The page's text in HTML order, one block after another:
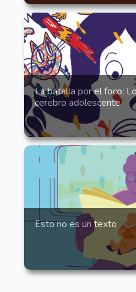
La batalla por el foco:
cerebro adolescente
Esto no es un texto